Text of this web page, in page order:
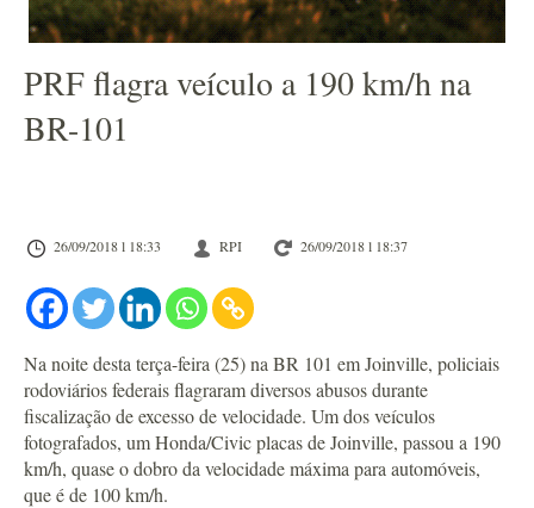
PRF flagra veículo a 190 km/h na
BR-101
26/09/2018 l 18:33 RPI 26/09/2018 l 18:37
Na noite desta terça-feira (25) na BR 101 em Joinville, policiais
rodoviários federais flagraram diversos abusos durante
fiscalização de excesso de velocidade. Um dos veículos
fotografados, um Honda/Civic placas de Joinville, passou a 190
km/h, quase o dobro da velocidade máxima para automóveis,
que é de 100 km/h.